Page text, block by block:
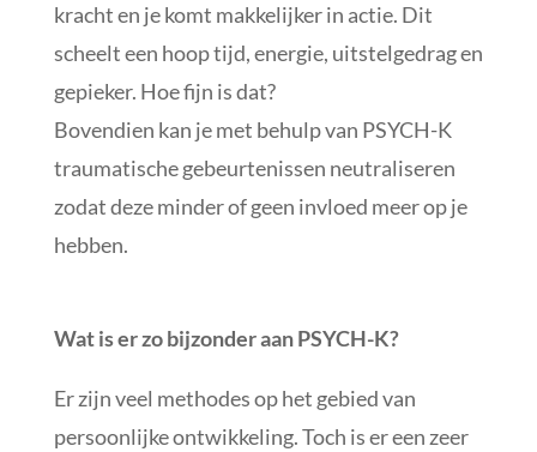
kracht en je komt makkelijker in actie. Dit
scheelt een hoop tijd, energie, uitstelgedrag en
gepieker. Hoe fijn is dat?
Bovendien kan je met behulp van PSYCH-K
traumatische gebeurtenissen neutraliseren
zodat deze minder of geen invloed meer op je
hebben.
Wat is er zo bijzonder aan PSYCH-K?
Er zijn veel methodes op het gebied van
persoonlijke ontwikkeling. Toch is er een zeer